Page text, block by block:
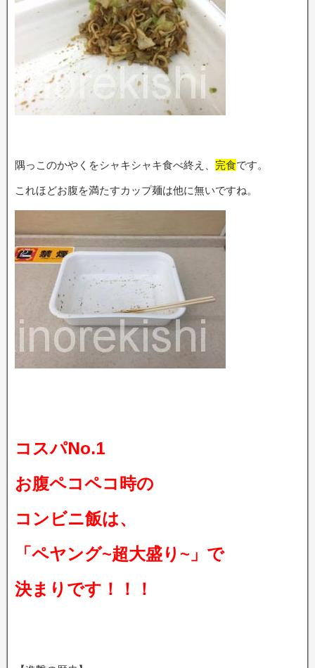
隅っこのかやくをシャキシャキ食べ終え、 完食です。
これほどお腹を満たすカップ麺は他に無いですね。
コスパNo.1
お腹ペコペコ時の
コンビニ飯は、
「ペヤング~超大盛り~」で
決まりです！！！